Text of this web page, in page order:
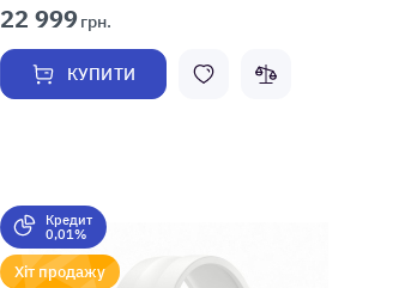
22 999грн.
КУПИТИ
Кредит
0,01%
Хіт продажу